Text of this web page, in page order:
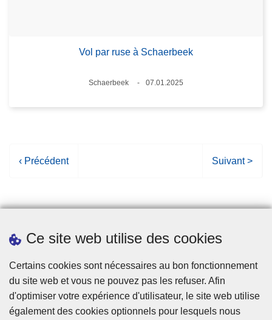
Ce site web utilise des cookies
Certains cookies sont nécessaires au bon fonctionnement
du site web et vous ne pouvez pas les refuser. Afin
d'optimiser votre expérience d'utilisateur, le site web utilise
également des cookies optionnels pour lesquels nous
Vol par ruse à Schaerbeek
Lieux
Schaerbeek
07.01.2025
P
e
r
c
é
d
e
‹ Précédent
P
e
u
v
a
n
t
Suivant >
Statistiques